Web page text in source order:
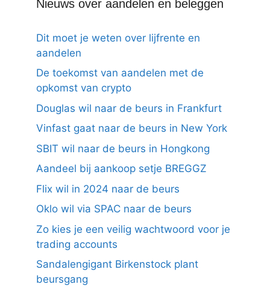
Nieuws over aandelen en beleggen
Dit moet je weten over lijfrente en
aandelen
De toekomst van aandelen met de
opkomst van crypto
Douglas wil naar de beurs in Frankfurt
Vinfast gaat naar de beurs in New York
SBIT wil naar de beurs in Hongkong
Aandeel bij aankoop setje BREGGZ
Flix wil in 2024 naar de beurs
Oklo wil via SPAC naar de beurs
Zo kies je een veilig wachtwoord voor je
trading accounts
Sandalengigant Birkenstock plant
beursgang